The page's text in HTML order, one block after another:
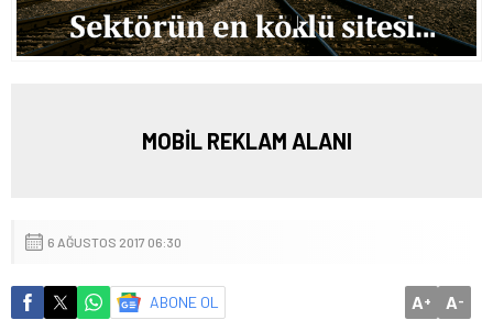
MOBİL REKLAM ALANI
6 AĞUSTOS 2017 06:30
ABONE OL A+ A-